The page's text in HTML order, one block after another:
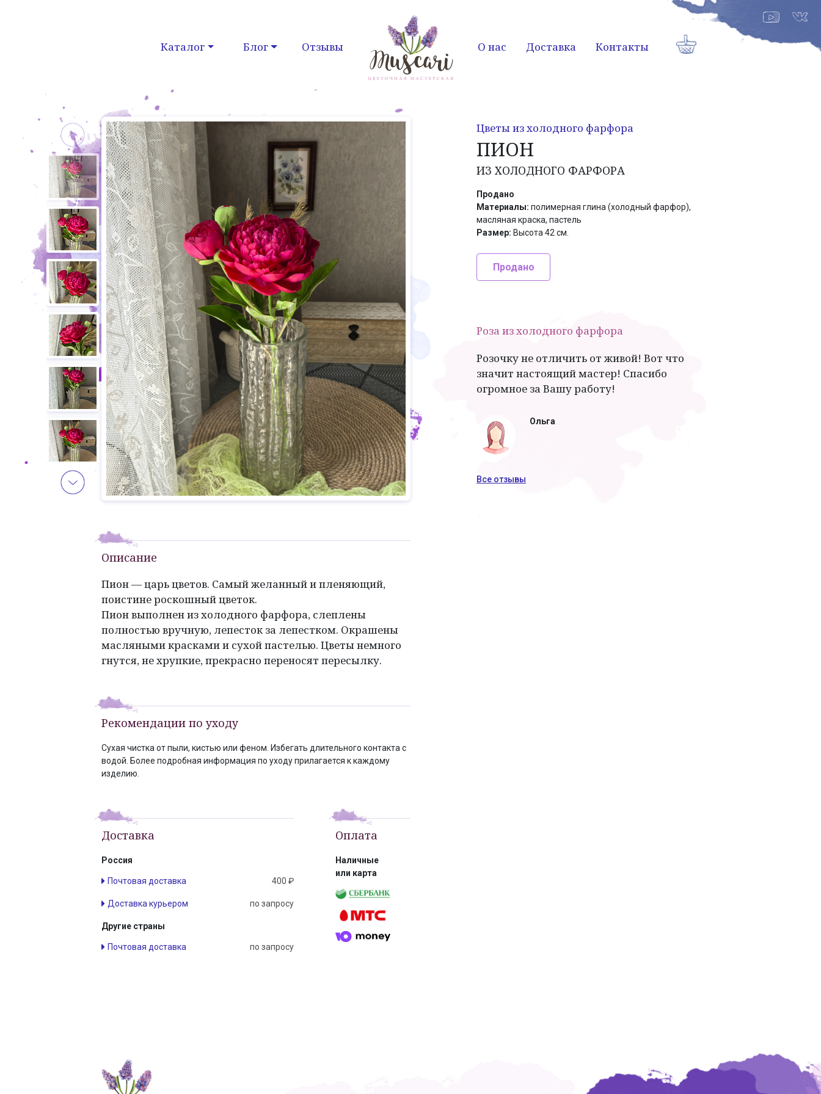
Каталог Блог Отзывы О нас Доставка Контакты
Описание
Пион — царь цветов. Самый желанный и пленяющий,
поистине роскошный цветок.
Пион выполнен из холодного фарфора, слеплены
полностью вручную, лепесток за лепестком. Окрашены
масляными красками и сухой пастелью. Цветы немного
гнутся, не хрупкие, прекрасно переносят пересылку.
Рекомендации по уходу
Сухая чистка от пыли, кистью или феном. Избегать длительного контакта с
водой. Более подробная информация по уходу прилагается к каждому
изделию.
Доставка
Россия
Почтовая доставка 400 ₽
Доставка курьером по запросу
Другие страны
Почтовая доставка по запросу
Оплата
Наличные
или карта
Цветы из холодного фарфора
ПИОН
ИЗ ХОЛОДНОГО ФАРФОРА
Продано
Материалы: полимерная глина (холодный фарфор),
масляная краска, пастель
Размер: Высота 42 см.
Продано
Роза из холодного фарфора
Розочку не отличить от живой! Вот что
значит настоящий мастер! Спасибо
огромное за Вашу работу!
Ольга
Все отзывы